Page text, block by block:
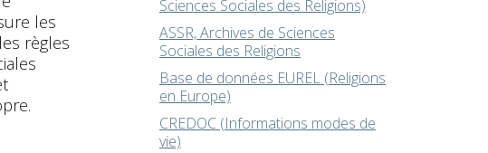
les
règles
Sciences Sociales des Religions)
ASSR, Archives de Sciences
Sociales des Religions
Base de données EUREL (Religions
en Europe)
CREDOC (Informations modes de
vie)